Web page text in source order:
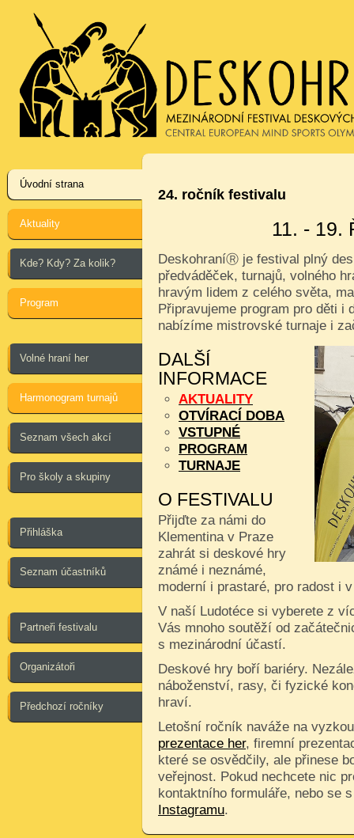
Úvodní strana
Aktuality
Kde? Kdy? Za kolik?
Program
Volné hraní her
Harmonogram turnajů
Seznam všech akcí
Pro školy a skupiny
Přihláška
Seznam účastníků
Partneři festivalu
Organizátoři
Předchozí ročníky
24. ročník festivalu
11. - 19.
DeskohraníⓇ je festival plný
předváděček, turnajů, volného
hravým lidem z celého světa,
Připravujeme program pro děti i
nabízíme mistrovské turnaje i
DALŠÍ
INFORMACE
AKTUALITY
OTVÍRACÍ DOBA
VSTUPNÉ
PROGRAM
TURNAJE
O FESTIVALU
Přijďte za námi do
Klementina v Praze
zahrát si deskové hry
známé i neznámé,
moderní i prastaré, pro radost i
V naší Ludotéce si vyberete z
Vás mnoho soutěží od
s mezinárodní účastí.
Deskové hry boří bariéry.
náboženství, rasy, či fyzické
hraví.
Letošní ročník naváže na
prezentace her, firemní
které se osvědčily, ale přinese
veřejnost. Pokud nechcete nic
kontaktního formuláře, nebo se
Instagramu.